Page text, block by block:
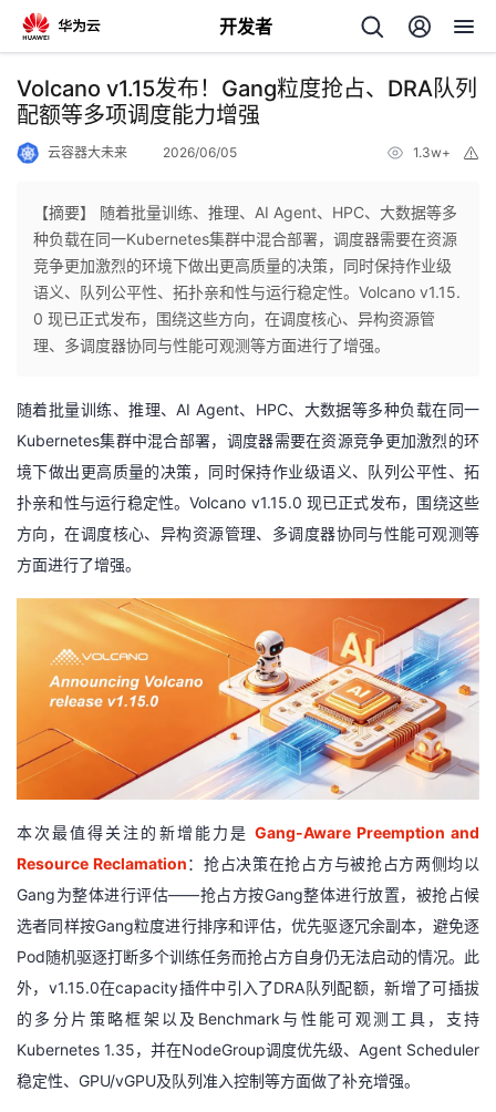
开发者
返
回
个
人
我
发
者
博
客
的
论
坛
我
的
圈
我
的
播
我
活
动
的
关
注
的
开
发
我
的
Programs
我
的
Volcano v1.15发布！Gang粒度抢占、DRA队列
配额等多项调度能力增强
云容器大未来 2026/06/05 1.3w+
【摘要】 随着批量训练、推理、AI Agent、HPC、大数据等多
种负载在同一Kubernetes集群中混合部署，调度器需要在资源
竞争更加激烈的环境下做出更高质量的决策，同时保持作业级
语义、队列公平性、拓扑亲和性与运行稳定性。Volcano v1.15.
0 现已正式发布，围绕这些方向，在调度核心、异构资源管
理、多调度器协同与性能可观测等方面进行了增强。
随着批量训练、推理、AI Agent、HPC、大数据等多种负载在同一
Kubernetes集群中混合部署，调度器需要在资源竞争更加激烈的环
境下做出更高质量的决策，同时保持作业级语义、队列公平性、拓
扑亲和性与运行稳定性。Volcano v1.15.0 现已正式发布，围绕这些
方向，在调度核心、异构资源管理、多调度器协同与性能可观测等
方面进行了增强。
本次最值得关注的新增能力是 Gang-Aware Preemption and
Resource Reclamation：抢占决策在抢占方与被抢占方两侧均以
Gang为整体进行评估——抢占方按Gang整体进行放置，被抢占候
选者同样按Gang粒度进行排序和评估，优先驱逐冗余副本，避免逐
Pod随机驱逐打断多个训练任务而抢占方自身仍无法启动的情况。此
外，v1.15.0在capacity插件中引入了DRA队列配额，新增了可插拔
的多分片策略框架以及Benchmark与性能可观测工具，支持
Kubernetes 1.35，并在NodeGroup调度优先级、Agent Scheduler
稳定性、GPU/vGPU及队列准入控制等方面做了补充增强。